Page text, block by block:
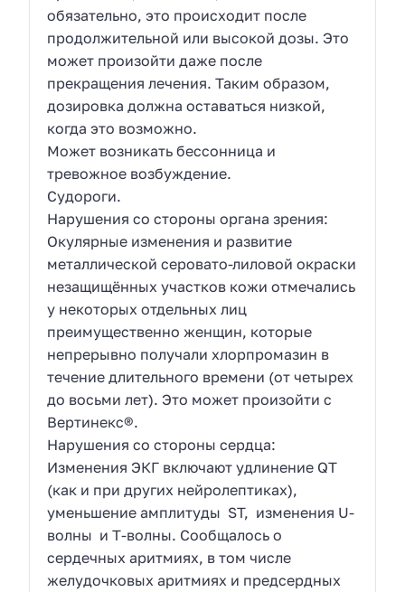
обязательно, это происходит после
продолжительной или высокой дозы. Это
может произойти даже после
прекращения лечения. Таким образом,
дозировка должна оставаться низкой,
когда это возможно.
Может возникать бессонница и
тревожное возбуждение.
Судороги.
Нарушения со стороны органа зрения:
Окулярные изменения и развитие
металлической серовато-лиловой окраски
незащищённых участков кожи отмечались
у некоторых отдельных лиц
преимущественно женщин, которые
непрерывно получали хлорпромазин в
течение длительного времени (от четырех
до восьми лет). Это может произойти с
Вертинекс®.
Нарушения со стороны сердца:
Изменения ЭКГ включают удлинение QT
(как и при других нейролептиках),
уменьшение амплитуды ST, изменения U-
волны и T-волны. Сообщалось о
сердечных аритмиях, в том числе
желудочковых аритмиях и предсердных